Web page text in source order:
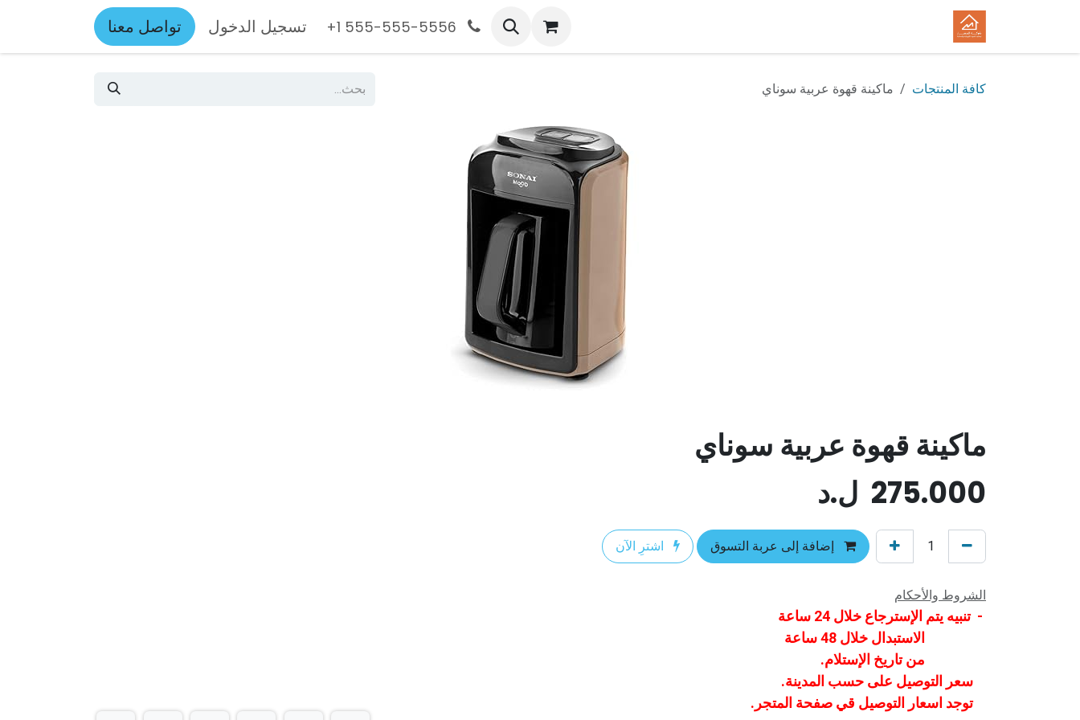
تخطي للذهاب إلى المحتوى
+1 555-555-5556 تسجيل الدخول تواصل معنا
كافة المنتجات ماكينة قهوة عربية سوناي
ماكينة قهوة عربية سوناي
275.000 ل.د
إضافة إلى عربة التسوق اشترِ الآن
الشروط والأحكام
- تنبيه يتم الإسترجاع خلال 24 ساعة
الاستبدال خلال 48 ساعة
من تاريخ الإستلام.
سعر التوصيل على حسب المدينة.
توجد اسعار التوصيل قي صفحة المتجر.